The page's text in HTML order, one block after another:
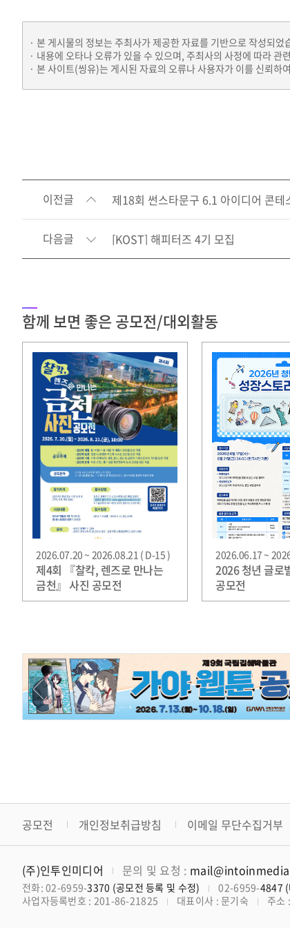
본 게시물의 정보는 주최사가 제공한 자료를 기반으로 작성되었
내용에 오타나 오류가 있을 수 있으며, 주최사의 사정에 따라
본 사이트(씽유)는 게시된 자료의 오류나 사용자가 이를 신뢰하
이전글 제18회 썬스타문구 6.1 아이디어 콘테
다음글 [KOST] 해피터즈 4기 모집
함께 보면 좋은 공모전/대외활동
2026.07.20 ~ 2026.08.21 ( D-15 )
제4회 『찰칵, 렌즈로 만나는
금천』 사진 공모전
2026.06.17 ~
2026 청년 글로
공모전
공모전 개인정보취급방침 이메일 무단수집거부
(주)인투인미디어 문의 및 요청 :
전화: 02-6959-3370 (공모전 등록 및 수정) 02-6959-4847 (
사업자등록번호 : 201-86-21825
대표이사 : 문기숙 주소